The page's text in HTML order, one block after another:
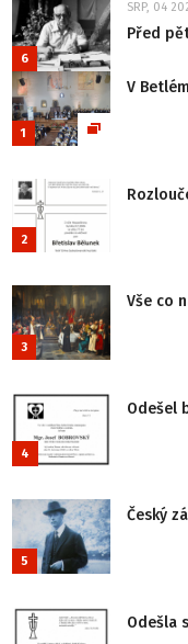
6
SRP, 04
Před
1
V
2
3
Vše co
4
Odešel
5
Český
Odešla